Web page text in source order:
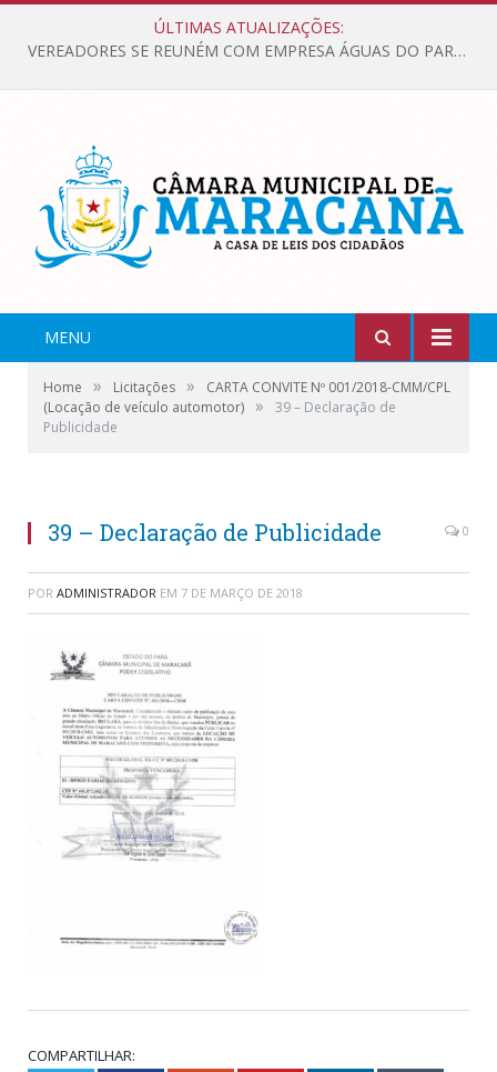
ÚLTIMAS ATUALIZAÇÕES:
VEREADORES SE REUNÉM COM EMPRESA ÁGUAS DO PARÁ, PARA APRESENTAR REIVINDICAÇÕES E MELHORIAS NA QUALIDADE DOS SERVIÇOS OFERECIDOS Á POPULAÇÃO.
MENU
Home » Licitações »
CARTA CONVITE Nº 001/2018-CMM/CPL
(Locação de veículo automotor) »
39 – Declaração de
Publicidade
39 – Declaração de Publicidade 0
POR ADMINISTRADOR EM 7 DE MARÇO DE 2018
COMPARTILHAR: